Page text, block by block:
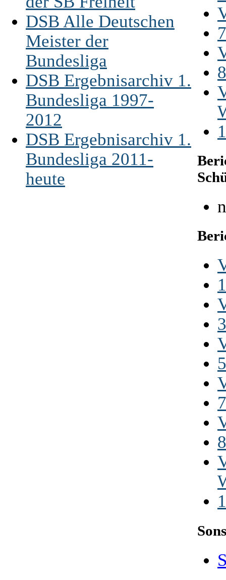
DSB Alle Deutschen
Meister der
Bundesliga
DSB Ergebnisarchiv 1.
Bundesliga 1997-
2012
DSB Ergebnisarchiv 1.
Bundesliga 2011-
heute